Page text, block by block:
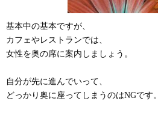
基本中の基本ですが、
カフェやレストランでは、
女性を奥の席に案内しましょう。
自分が先に進んでいって、
どっかり奥に座ってしまうのはNGです。